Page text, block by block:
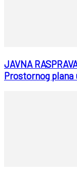
JAVNA
Prostornog plana